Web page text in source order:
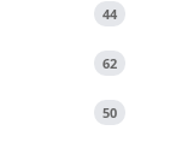
44
62
50